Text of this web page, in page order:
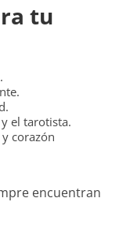
tu
el tarotista.
corazón
encuentran